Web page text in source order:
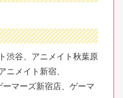
渋谷、アニメイト秋葉原
ニメイト新宿、
マーズ新宿店、ゲーマ